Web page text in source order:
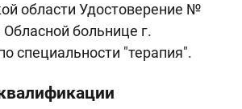
области Удостоверение №
Обласной больнице г.
специальности "терапия".